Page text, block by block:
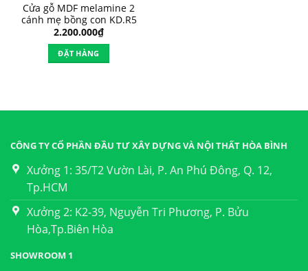
Cửa gỗ MDF melamine 2
cánh mẹ bồng con KD.R5
2.200.000₫
ĐẶT HÀNG
CÔNG TY CỔ PHẦN ĐẦU TƯ XÂY DỰNG VÀ NỘI THẤT HÒA BÌNH
Xưởng 1: 35/T2 Vườn Lài, P. An Phú Đông, Q. 12,
Tp.HCM
Xưởng 2: K2-39, Nguyễn Tri Phương, P. Bửu
Hòa,Tp.Biên Hòa
SHOWROOM 1